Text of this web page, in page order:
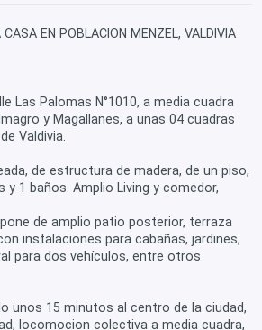
EN POBLACION MENZEL, VALDIVIA
Las Palomas N°1010, a media cuadra
y Magallanes, a unas 04 cuadras
Valdivia.
de estructura de madera, de un piso,
1 baños. Amplio Living y comedor,
de amplio patio posterior, terraza
instalaciones para cabañas, jardines,
para dos vehículos, entre otros
unos 15 minutos al centro de la ciudad,
locomocion colectiva a media cuadra,